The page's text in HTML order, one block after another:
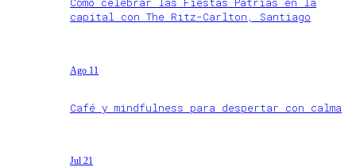
capital con The Ritz-Carlton, Santiago
Ago 11
Café y mindfulness para despertar con calma
Jul 21